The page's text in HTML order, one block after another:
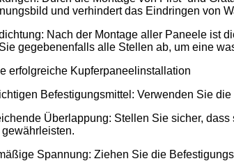
und verhindert das Eindringen von
Nach der Montage aller Paneele ist
gegebenenfalls alle Stellen ab, um eine
erfolgreiche Kupferpaneelinstallation
Befestigungsmittel: Verwenden Sie
Überlappung: Stellen Sie sicher,
Spannung: Ziehen Sie die